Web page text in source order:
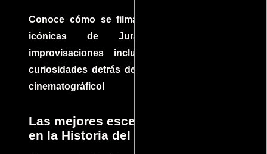
Conoce cómo se filmaron algunas escenas
icónicas de Jurassic Park, con
improvisaciones incluidas. ¡Descubre las
curiosidades detrás del rodaje de un clásico
cinematográfico!
Las mejores escenas de acción
en la Historia del cine